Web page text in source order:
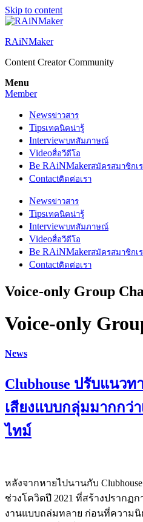
Skip to content
RAiNMaker
Content Creator Community
Menu
Member
Newsข่าวสาร
Tipsเทคนิคน่ารู้
Interviewบทสัมภาษณ์
Videoสื่อวีดีโอ
Be RAiNMakerสมัครสมาชิกเ
Contactติดต่อเรา
Newsข่าวสาร
Tipsเทคนิคน่ารู้
Interviewบทสัมภาษณ์
Videoสื่อวีดีโอ
Be RAiNMakerสมัครสมาชิกเ
Contactติดต่อเรา
Voice-only Group
Voice-only
News
Clubhouse ปรับแนว
เสียงแบบกลุ่มมากกว่
ไทม์
หลังจากหายไปนานกับ
ช่วงโควิดปี 2021 ที่สร้างปรากฏ
งานแบบถล่มทลาย ก่อนที่ความนิ